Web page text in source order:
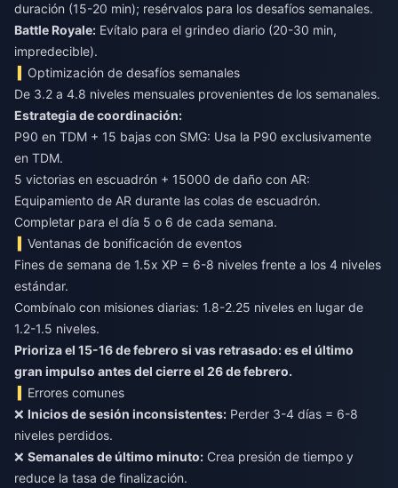
duración (15-20 min); resérvalos para los desafíos semanales.
Battle Royale: Evítalo para el grindeo diario (20-30 min,
impredecible).
Optimización de desafíos semanales
De 3.2 a 4.8 niveles mensuales provenientes de los semanales.
Estrategia de coordinación:
P90 en TDM + 15 bajas con SMG: Usa la P90 exclusivamente
en TDM.
5 victorias en escuadrón + 15000 de daño con AR:
Equipamiento de AR durante las colas de escuadrón.
Completar para el día 5 o 6 de cada semana.
Ventanas de bonificación de eventos
Fines de semana de 1.5x XP = 6-8 niveles frente a los 4 niveles
estándar.
Combínalo con misiones diarias: 1.8-2.25 niveles en lugar de
1.2-1.5 niveles.
Prioriza el 15-16 de febrero si vas retrasado: es el último
gran impulso antes del cierre el 26 de febrero.
Errores comunes
❌ Inicios de sesión inconsistentes: Perder 3-4 días = 6-8
niveles perdidos.
❌ Semanales de último minuto: Crea presión de tiempo y
reduce la tasa de finalización.